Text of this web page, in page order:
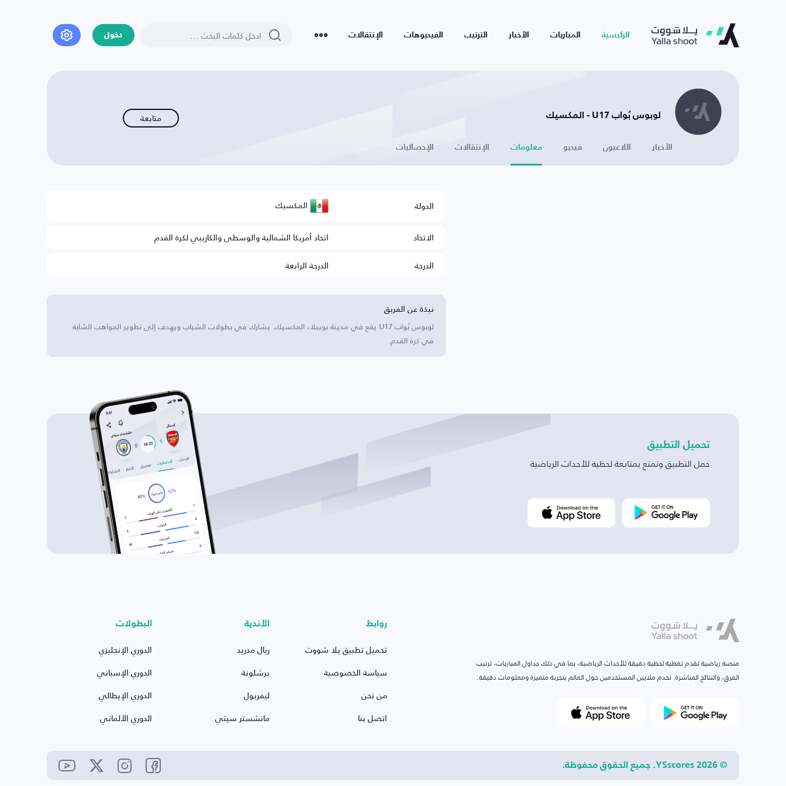
الرئيسية المباريات الأخبار الترتيب الفيديوهات الإنتقالات دخول
لوبوس بُواب U17 - المكسيك متابعة
الأخبار اللاعبون فيديو معلومات الإنتقالات الإحصائيات
الدولة المكسيك
الاتحاد
اتحاد أمريكا الشمالية والوسطى والكاريبي لكرة القدم
الدرجة
الدرجة الرابعة
نبذة عن الفريق
لوبوس بُواب U17 يقع في مدينة بويبلا، المكسيك. يشارك في بطولات الشباب ويهدف إلى تطوير المواهب الشابة
في كرة القدم.
تحميل التطبيق
حمل التطبيق وتمتع بمتابعة لحظية للأحداث الرياضية
منصة رياضية تقدم تغطية لحظية دقيقة للأحداث الرياضية، بما في ذلك جداول المباريات، ترتيب
الفرق، والنتائج المباشرة. نخدم ملايين المستخدمين حول العالم بتجربة متميزة ومعلومات دقيقة.
روابط
تحميل تطبيق يلا شووت
سياسة الخصوصية
من نحن
اتصل بنا
الأندية
ريال مدريد
برشلونة
ليفربول
مانشستر سيتي
البطولات
الدوري الإنجليزي
الدوري الإسباني
الدوري الإيطالي
الدوري الألماني
© 2026 YSscores. جميع الحقوق محفوظة.